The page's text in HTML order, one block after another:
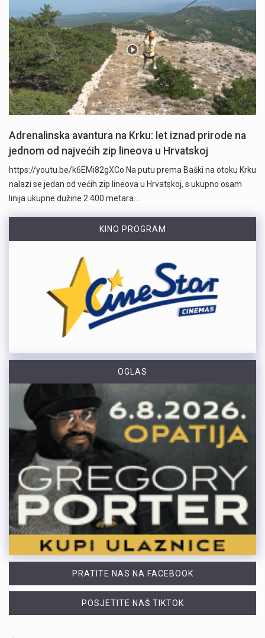
Adrenalinska avantura na Krku: let iznad prirode na
jednom od najvećih zip lineova u Hrvatskoj
https://youtu.be/k6EMi82gXCo Na putu prema Baški na otoku Krku
nalazi se jedan od većih zip lineova u Hrvatskoj, s ukupno osam
linija ukupne dužine 2.400 metara.…
KINO PROGRAM
OGLAS
PRATITE NAS NA FACEBOOK
POSJETITE NAŠ TIKTOK